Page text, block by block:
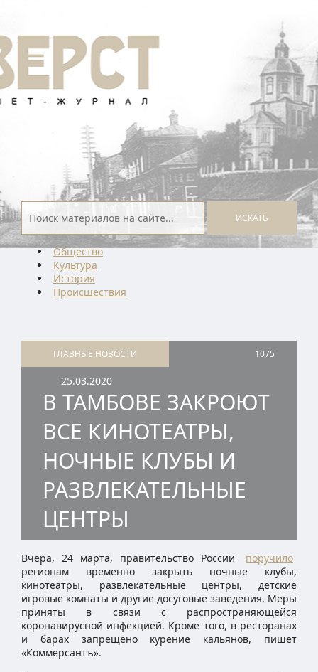
ИСКАТЬ
Общество
Культура
История
Проиcшествия
ГЛАВНЫЕ НОВОСТИ 1075
25.03.2020
В ТАМБОВЕ ЗАКРОЮТ
ВСЕ КИНОТЕАТРЫ,
НОЧНЫЕ КЛУБЫ И
РАЗВЛЕКАТЕЛЬНЫЕ
ЦЕНТРЫ
Вчера, 24 марта, правительство России
поручило
регионам временно закрыть ночные клубы,
кинотеатры, развлекательные центры, детские
игровые комнаты и другие досуговые заведения. Меры
приняты в связи с распространяющейся
коронавирусной инфекцией. Кроме того, в ресторанах
и барах запрещено курение кальянов, пишет
«Коммерсантъ».